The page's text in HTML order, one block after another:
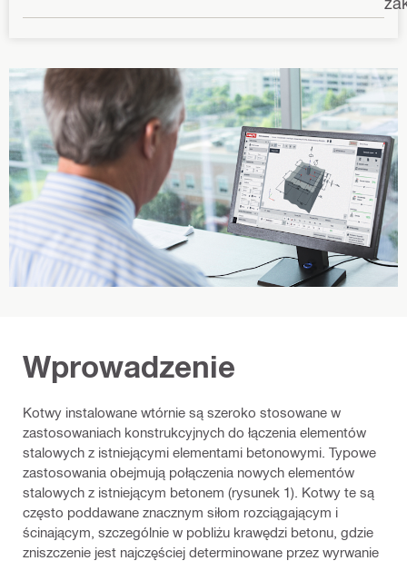
Wprowadzenie
Kotwy instalowane wtórnie są szeroko stosowane w
zastosowaniach konstrukcyjnych do łączenia elementów
stalowych z istniejącymi elementami betonowymi. Typowe
zastosowania obejmują połączenia nowych elementów
stalowych z istniejącym betonem (rysunek 1). Kotwy te są
często poddawane znacznym siłom rozciągającym i
ścinającym, szczególnie w pobliżu krawędzi betonu, gdzie
zniszczenie jest najczęściej determinowane przez wyrwanie